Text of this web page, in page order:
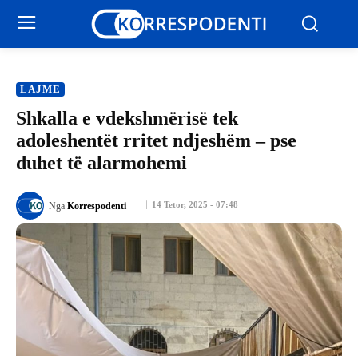
LAJME
Shkalla e vdekshmërisë tek
adoleshentët rritet ndjeshëm – pse
duhet të alarmohemi
14 Tetor, 2025 - 07:48
Nga Korrespodenti